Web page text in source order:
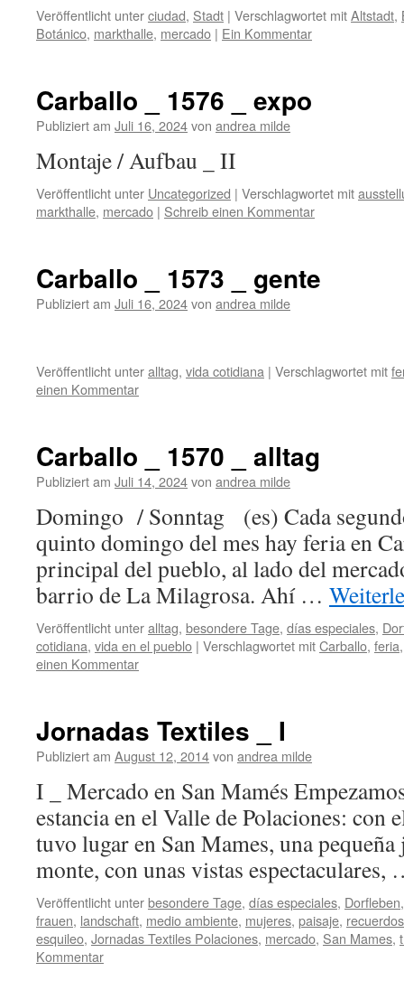
Veröffentlicht unterciudad, Stadt | Verschlagwortet mitAltstadt,
Botánico, markthalle, mercado | Ein Kommentar
Carballo _ 1576 _ expo
Publiziert am Juli 16, 2024von andrea milde
Montaje / Aufbau _ II
Veröffentlicht unter Uncategorized | Verschlagwortet mit
markthalle, mercado | Schreib einen Kommentar
Carballo _ 1573 _ gente
Publiziert am Juli 16, 2024von andrea milde
Veröffentlicht unteralltag, vida cotidiana | Verschlagwortet mit
einen Kommentar
Carballo _ 1570 _ alltag
Publiziert am Juli 14, 2024von andrea milde
Domingo / Sonntag (es) Cada
quinto domingo del mes hay feria en
principal del pueblo, al lado del
barrio de La Milagrosa. Ahí …
Veröffentlicht unteralltag, besondere Tage, días especiales,
cotidiana, vida en el pueblo | Verschlagwortet mitCarballo, feria
einen Kommentar
Jornadas Textiles _ I
Publiziert am August 12, 2014von andrea milde
I _ Mercado en San Mamés
estancia en el Valle de Polaciones: con
tuvo lugar en San Mames, una
monte, con unas vistas
Veröffentlicht unterbesondere Tage, días especiales, Dorfleben
frauen, landschaft, medio ambiente, mujeres, paisaje, recuerdos
esquileo, Jornadas Textiles Polaciones, mercado, San Mames,
Kommentar